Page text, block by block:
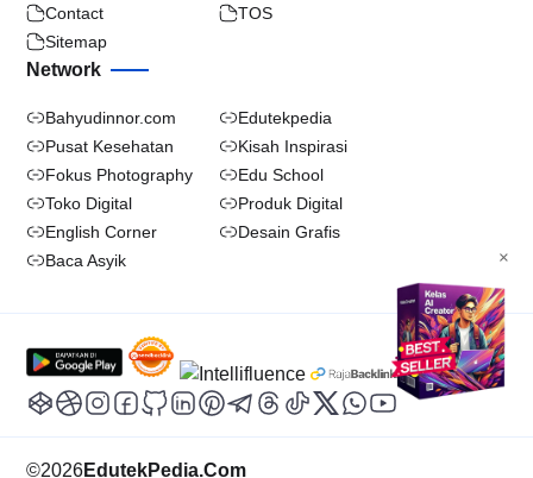
×
Contact
TOS
Sitemap
Network
Bahyudinnor.com
Edutekpedia
Pusat Kesehatan
Kisah Inspirasi
Fokus Photography
Edu School
Toko Digital
Produk Digital
English Corner
Desain Grafis
Baca Asyik
©2026EdutekPedia.Com